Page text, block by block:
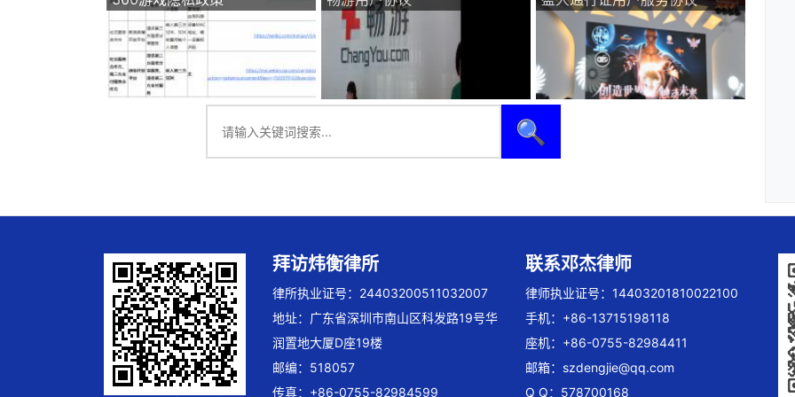
🔍
拜访炜衡律所
律所执业证号：24403200511032007
地址：广东省深圳市南山区科发路19号华
润置地大厦D座19楼
邮编：518057
传真：+86-0755-82984599
联系邓杰律师
律师执业证号：14403201810022100
手机：+86-13715198118
座机：+86-0755-82984411
邮箱： szdengjie@qq.com
Q Q：578700168